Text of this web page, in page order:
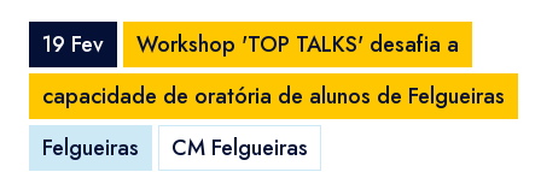
19 Fev
Workshop 'TOP TALKS' desafia a
capacidade de oratória de alunos de Felgueiras
Felgueiras
CM Felgueiras